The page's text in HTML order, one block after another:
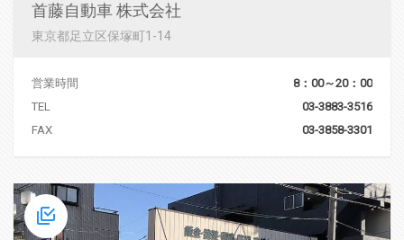
首藤自動車 株式会社
東京都足立区保塚町1-14
営業時間
8：00～20：00
TEL
03-3883-3516
FAX
03-3858-3301